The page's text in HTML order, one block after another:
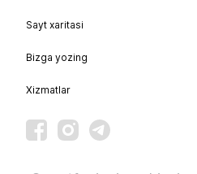
Sayt xaritasi
Bizga yozing
Xizmatlar